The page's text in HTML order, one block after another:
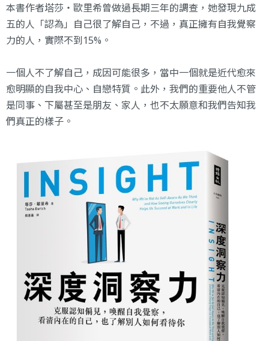
本書作者塔莎‧歐里希曾做過長期三年的調查，她發現九成
五的人「認為」自己很了解自己，不過，真正擁有自我覺察
力的人，實際不到15%。
一個人不了解自己，成因可能很多，當中一個就是近代愈來
愈明顯的自我中心、自戀特質。此外，我們的重要他人不管
是同事、下屬甚至是朋友、家人，也不太願意和我們告知我
們真正的樣子。